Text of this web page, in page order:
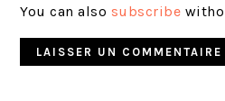
You can also subscribe